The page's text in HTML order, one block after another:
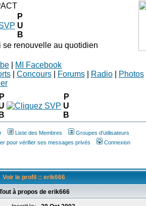
P
U
B
se renouvelle au quotidien
MI Facebook
| Concours| Forums| Radio| Photos|
P
B
P
U
B
Liste des Membres
Groupes d'utilisateurs
pour vérifier ses messages privés Connexion
Voir le profil :: erik666
à propos de erik666